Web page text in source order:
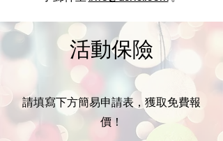
活動保險
請填寫下方簡易申請表，獲取免費報
價！